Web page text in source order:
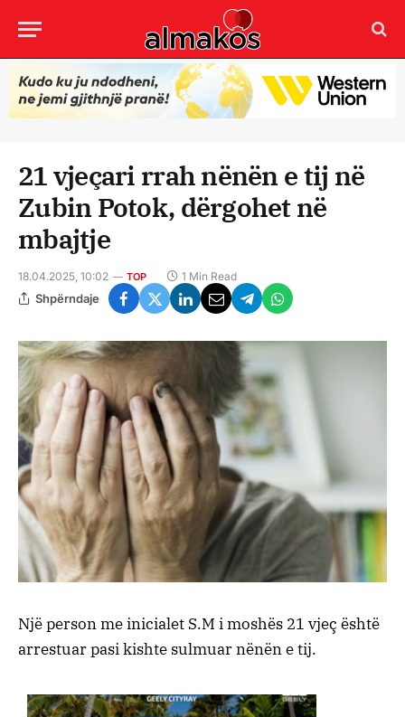
21 vjeçari rrah nënën e tij në
Zubin Potok, dërgohet në
mbajtje
18.04.2025, 10:02 TOP 1 Min Read
Shpërndaje
Një person me inicialet S.M i moshës 21 vjeç është
arrestuar pasi kishte sulmuar nënën e tij.